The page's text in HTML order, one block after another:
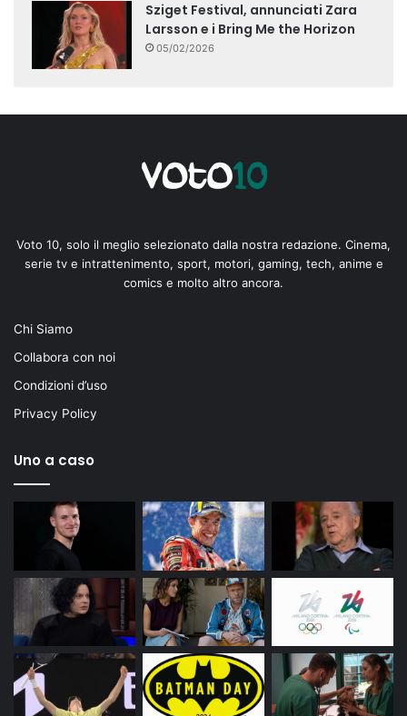
Sziget Festival, annunciati Zara
Larsson e i Bring Me the Horizon
05/02/2026
Voto 10, solo il meglio selezionato dalla nostra redazione. Cinema,
serie tv e intrattenimento, sport, motori, gaming, tech, anime e
comics e molto altro ancora.
Chi Siamo
Collabora con noi
Condizioni d’uso
Privacy Policy
Uno a caso